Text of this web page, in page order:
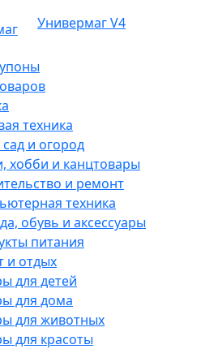
Универмаг V4
техника
и огород
хобби и канцтовары
и ремонт
техника
обувь и аксессуары
питания
и отдых
для детей
для дома
для животных
для красоты